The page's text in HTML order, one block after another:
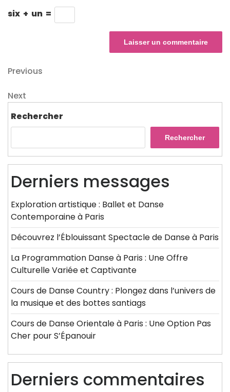
six + un =
Navigation
de
l’article
Previous
Previous
Next
Next
Rechercher
Rechercher
Derniers messages
Exploration artistique : Ballet et Danse
Contemporaine à Paris
Découvrez l’Éblouissant Spectacle de Danse à Paris
La Programmation Danse à Paris : Une Offre
Culturelle Variée et Captivante
Cours de Danse Country : Plongez dans l’univers de
la musique et des bottes santiags
Cours de Danse Orientale à Paris : Une Option Pas
Cher pour S’Épanouir
Derniers commentaires